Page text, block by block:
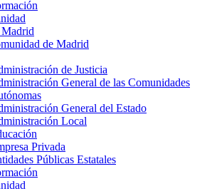
de Madrid
de Justicia
General de las Comunidades
General del Estado
Local
Privada
Públicas Estatales